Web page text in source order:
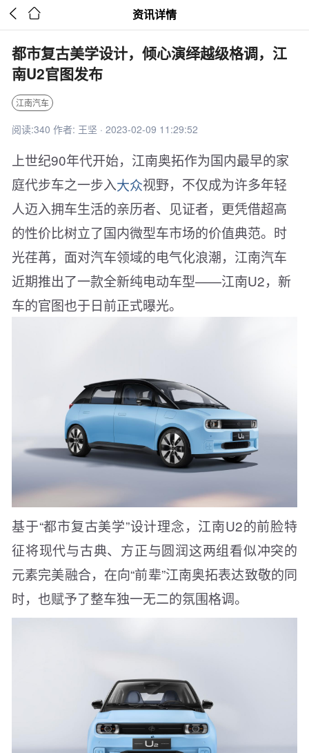
  资讯详情
都市复古美学设计，倾心演绎越级格调，江
南U2官图发布
江南汽车
阅读:340 作者: 王坚 · 2023-02-09 11:29:52
上世纪90年代开始，江南奥拓作为国内最早的家
庭代步车之一步入大众视野，不仅成为许多年轻
人迈入拥车生活的亲历者、见证者，更凭借超高
的性价比树立了国内微型车市场的价值典范。时
光荏苒，面对汽车领域的电气化浪潮，江南汽车
近期推出了一款全新纯电动车型——江南U2，新
车的官图也于日前正式曝光。
基于“都市复古美学”设计理念，江南U2的前脸特
征将现代与古典、方正与圆润这两组看似冲突的
元素完美融合，在向“前辈”江南奥拓表达致敬的同
时，也赋予了整车独一无二的氛围格调。